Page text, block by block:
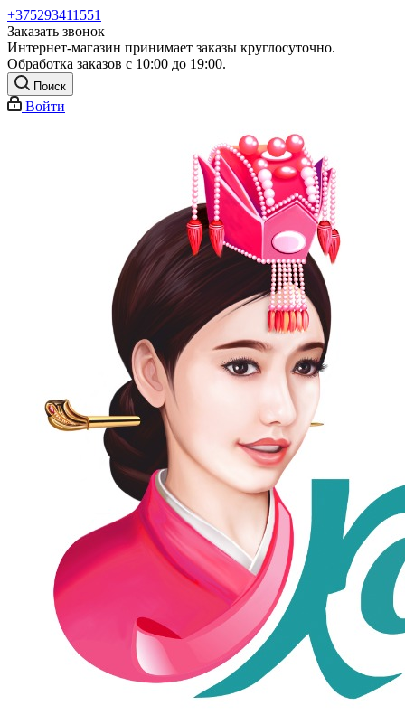
+375293411551
Заказать звонок
Интернет-магазин принимает заказы круглосуточно.
Обработка заказов с 10:00 до 19:00.
Поиск
Войти